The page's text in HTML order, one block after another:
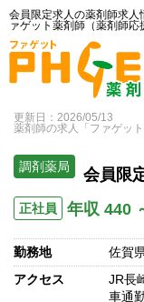
会員限定求人の薬剤師求
ァゲット薬剤師（薬剤師応
更新日：2026/05/13
薬剤師の求人「ファゲット
調剤薬局 会員限
正社員 年収 440
勤務地
佐賀
アクセス
JR長
車通